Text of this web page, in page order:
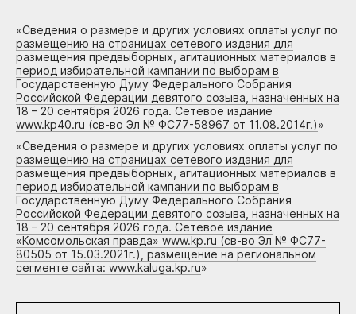
«Сведения о размере и других условиях оплаты услуг по
размещению на страницах сетевого издания для
размещения предвыборных, агитационных материалов в
период избирательной кампании по выборам в
Государственную Думу Федерального Собрания
Российской Федерации девятого созыва, назначенных на
18 – 20 сентября 2026 года. Сетевое издание
www.kp40.ru (св-во Эл № ФС77-58967 от 11.08.2014г.)»
«Сведения о размере и других условиях оплаты услуг по
размещению на страницах сетевого издания для
размещения предвыборных, агитационных материалов в
период избирательной кампании по выборам в
Государственную Думу Федерального Собрания
Российской Федерации девятого созыва, назначенных на
18 – 20 сентября 2026 года. Сетевое издание
«Комсомольская правда» www.kp.ru (св-во Эл № ФС77-
80505 от 15.03.2021г.), размещение на региональном
сегменте сайта: www.kaluga.kp.ru»